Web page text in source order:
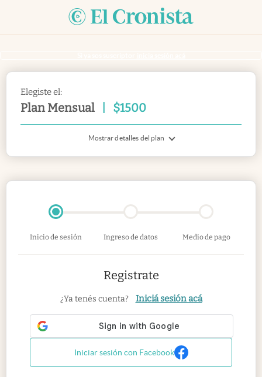
Elegiste el:
Plan Mensual $1500
Mostrar detalles del plan
Inicio de sesión Ingreso de datos Medio de pago
Registrate
¿Ya tenés cuenta? Iniciá sesión acá
Iniciar sesión con Facebook